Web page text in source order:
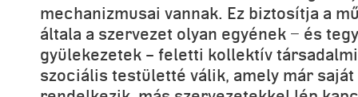
mechanizmusai vannak. Ez biztosítja a
általa a szervezet olyan egyének − és
gyülekezetek – feletti kollektív
szociális testületté válik, amely már